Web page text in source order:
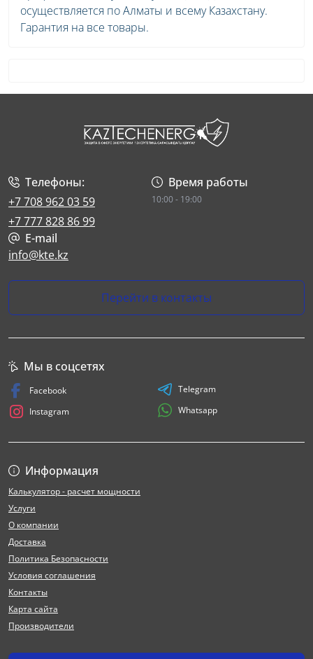
осуществляется по Алматы и всему Казахстану.
Гарантия на все товары.
Телефоны:
+7 708 962 03 59
+7 777 828 86 99
Время работы
10:00 - 19:00
E-mail
info@kte.kz
Перейти в контакты
Информация
Калькулятор - расчет мощности
Услуги
О компании
Доставка
Политика Безопасности
Условия соглашения
Контакты
Карта сайта
Производители
Мы в соцсетях
Facebook
Instagram
Telegram
Whatsapp